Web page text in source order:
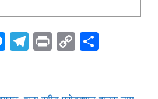
M T
Pr C